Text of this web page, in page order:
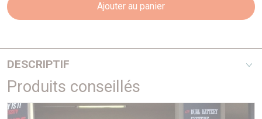
Ajouter au panier
DESCRIPTIF
antibrouillard de rechange
la paire
Produits conseillés